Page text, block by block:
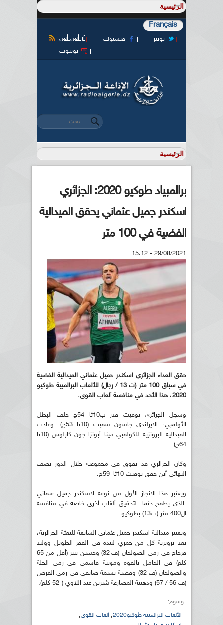
Français
آر أس أس فيسبوك
تويتر
يوتيوب
استمارة البحث
‏بحث ‏
برالمبياد طوكيو 2020: الجزائري
اسكندر جميل عثماني يحقق الميدالية
الفضية في 100 متر
29/08/2021 - 15:12
حقق العداء الجزائري اسكندر جميل عثماني الميدالية الفضية
في سباق 100 متر (ت 13 / رجال) للألعاب البرالمبية طوكيو
2020، هذا الأحد في منافسة ألعاب القوى.
وسجل الجزائري توقيت قدر ب10ثا 54ج خلف البطل
الأولمبي، الايرلندي جاسون سميت (10ثا 53ج). وعادت
الميدالية البرونزية للكولمبي مينا أبونزا جون كارلوس (10ثا
64ج).
وكان الجزائري قد تفوق في مجموعته خلال الدور نصف
النهائي أين حقق توقيت 10ثا 59ج.
ويعتبر هذا الانجاز الأول من نوعه لاسكندر جميل عثماني
الذي يطمح حتما لتحقيق ألقاب أخرى خاصة في منافسة
ال400 متر (ت13) بطوكيو.
وتعتبر ميدالية اسكندر جميل عثماني السابعة للبعثة الجزائرية،
بعد برونزية كل من حمري ليندة في القفز الطويل ووليد
فرحاح في رمي الصولجان (ف 32) وحسين بتير (أقل من 65
كلغ) في الحامل بالقوة ومونية قاسمي في رمي الجلة
والصولجان (ف 32) وفضية نسيمة صايفي في رمي القرص
(ف 56 / 57) وذهبية المصارعة شيرين عبد اللاوي (-52 كلغ).
وسوم:
الألعاب البرالمبية طوكيو2020
, ألعاب القوى,